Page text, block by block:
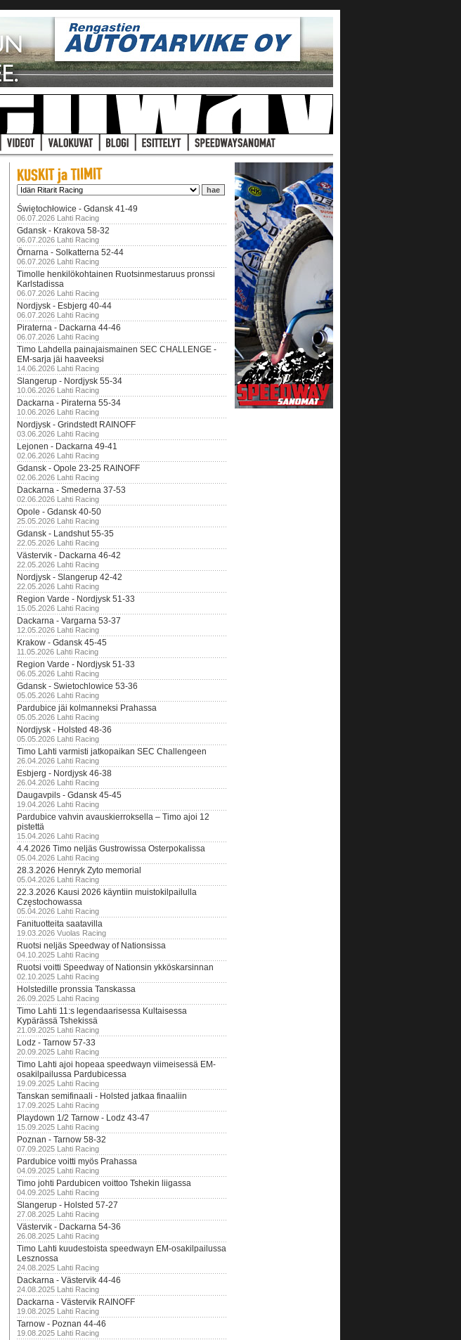
Świętochłowice - Gdansk 41-49
06.07.2026 Lahti Racing
Gdansk - Krakova 58-32
06.07.2026 Lahti Racing
Örnarna - Solkatterna 52-44
06.07.2026 Lahti Racing
Timolle henkilökohtainen Ruotsinmestaruus pronssi
Karlstadissa
06.07.2026 Lahti Racing
Nordjysk - Esbjerg 40-44
06.07.2026 Lahti Racing
Piraterna - Dackarna 44-46
06.07.2026 Lahti Racing
Timo Lahdella painajaismainen SEC CHALLENGE -
EM-sarja jäi haaveeksi
14.06.2026 Lahti Racing
Slangerup - Nordjysk 55-34
10.06.2026 Lahti Racing
Dackarna - Piraterna 55-34
10.06.2026 Lahti Racing
Nordjysk - Grindstedt RAINOFF
03.06.2026 Lahti Racing
Lejonen - Dackarna 49-41
02.06.2026 Lahti Racing
Gdansk - Opole 23-25 RAINOFF
02.06.2026 Lahti Racing
Dackarna - Smederna 37-53
02.06.2026 Lahti Racing
Opole - Gdansk 40-50
25.05.2026 Lahti Racing
Gdansk - Landshut 55-35
22.05.2026 Lahti Racing
Västervik - Dackarna 46-42
22.05.2026 Lahti Racing
Nordjysk - Slangerup 42-42
22.05.2026 Lahti Racing
Region Varde - Nordjysk 51-33
15.05.2026 Lahti Racing
Dackarna - Vargarna 53-37
12.05.2026 Lahti Racing
Krakow - Gdansk 45-45
11.05.2026 Lahti Racing
Region Varde - Nordjysk 51-33
06.05.2026 Lahti Racing
Gdansk - Swietochlowice 53-36
05.05.2026 Lahti Racing
Pardubice jäi kolmanneksi Prahassa
05.05.2026 Lahti Racing
Nordjysk - Holsted 48-36
05.05.2026 Lahti Racing
Timo Lahti varmisti jatkopaikan SEC Challengeen
26.04.2026 Lahti Racing
Esbjerg - Nordjysk 46-38
26.04.2026 Lahti Racing
Daugavpils - Gdansk 45-45
19.04.2026 Lahti Racing
Pardubice vahvin avauskierroksella – Timo ajoi 12
pistettä
15.04.2026 Lahti Racing
4.4.2026 Timo neljäs Gustrowissa Osterpokalissa
05.04.2026 Lahti Racing
28.3.2026 Henryk Zyto memorial
05.04.2026 Lahti Racing
22.3.2026 Kausi 2026 käyntiin muistokilpailulla
Częstochowassa
05.04.2026 Lahti Racing
Fanituotteita saatavilla
19.03.2026 Vuolas Racing
Ruotsi neljäs Speedway of Nationsissa
04.10.2025 Lahti Racing
Ruotsi voitti Speedway of Nationsin ykköskarsinnan
02.10.2025 Lahti Racing
Holstedille pronssia Tanskassa
26.09.2025 Lahti Racing
Timo Lahti 11:s legendaarisessa Kultaisessa
Kypärässä Tshekissä
21.09.2025 Lahti Racing
Lodz - Tarnow 57-33
20.09.2025 Lahti Racing
Timo Lahti ajoi hopeaa speedwayn viimeisessä EM-
osakilpailussa Pardubicessa
19.09.2025 Lahti Racing
Tanskan semifinaali - Holsted jatkaa finaaliin
17.09.2025 Lahti Racing
Playdown 1/2 Tarnow - Lodz 43-47
15.09.2025 Lahti Racing
Poznan - Tarnow 58-32
07.09.2025 Lahti Racing
Pardubice voitti myös Prahassa
04.09.2025 Lahti Racing
Timo johti Pardubicen voittoo Tshekin liigassa
04.09.2025 Lahti Racing
Slangerup - Holsted 57-27
27.08.2025 Lahti Racing
Västervik - Dackarna 54-36
26.08.2025 Lahti Racing
Timo Lahti kuudestoista speedwayn EM-osakilpailussa
Lesznossa
24.08.2025 Lahti Racing
Dackarna - Västervik 44-46
24.08.2025 Lahti Racing
Dackarna - Västervik RAINOFF
19.08.2025 Lahti Racing
Tarnow - Poznan 44-46
19.08.2025 Lahti Racing